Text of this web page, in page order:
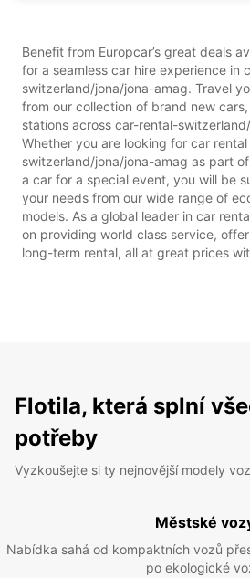
Benefit from Europcar’s great deals
for a seamless car hire experience in
switzerland/jona/jona-amag. Travel
from our collection of brand new
stations across car-rental-
Whether you are looking for car
switzerland/jona/jona-amag as part
a car for a special event, you will be
your needs from our wide range of
models. As a global leader in car
on providing world class service,
long-term rental, all at great prices
Flotila, která splní
potřeby
Vyzkoušejte si ty nejnovější modely
Městské
Nabídka sahá od kompaktních vozů
po ekologické